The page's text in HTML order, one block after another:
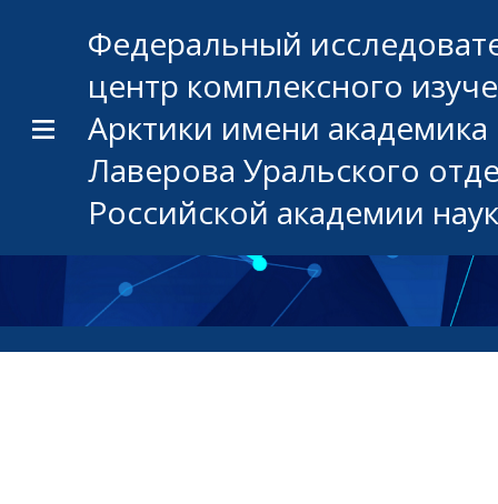
Федеральный
центр комплексного
Арктики имени
Лаверова Уральского
Российской академии наук